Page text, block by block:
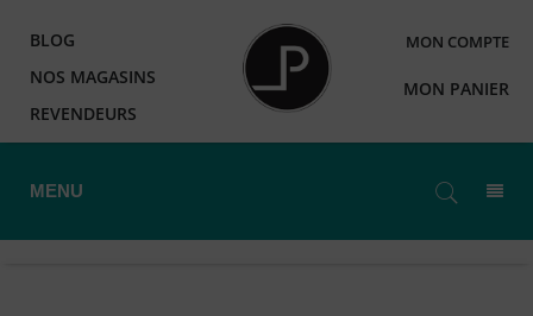
BLOG
NOS MAGASINS
REVENDEURS
MON COMPTE
MON PANIER
MENU